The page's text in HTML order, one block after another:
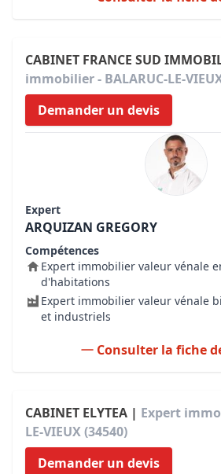
CABINET FRANCE SUD
immobilier - BALARUC-LE-
Demander un devis
Expert
ARQUIZAN GREGORY
Compétences
Expert immobilier valeur vénale
d'habitations
Expert immobilier valeur vénale
et industriels
Consulter la fiche
CABINET ELYTEA | Expert
LE-VIEUX (34540)
Demander un devis